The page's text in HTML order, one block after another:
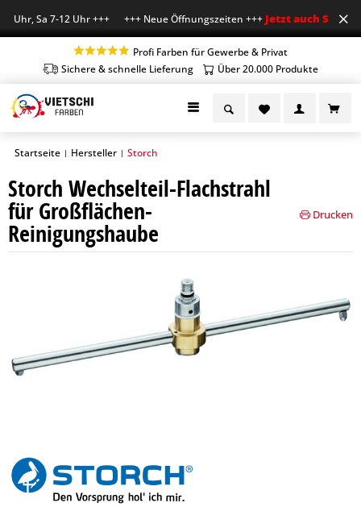
Uhr, Sa 7-12 Uhr +++ +++ Neue Öffnungszeiten +++Jetzt auch Sa
Profi Farben für Gewerbe & Privat
Sichere & schnelle Lieferung
Über 20.000 Produkte
Startseite | Hersteller | Storch
Storch Wechselteil-Flachstrahl
für Großflächen-
Reinigungshaube
Drucken